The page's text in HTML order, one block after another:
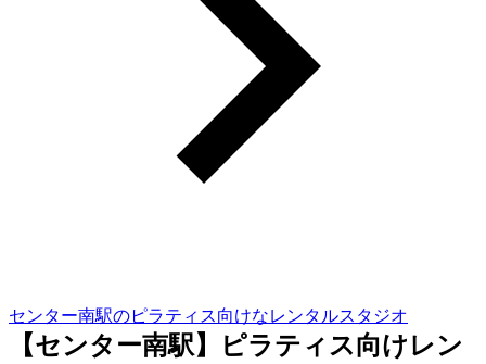
センター南駅のピラティス向けなレンタルスタジオ
【センター南駅】ピラティス向けレン